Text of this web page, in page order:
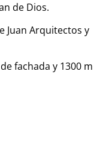
de Dios.
Juan Arquitectos y
de fachada y 1300 m